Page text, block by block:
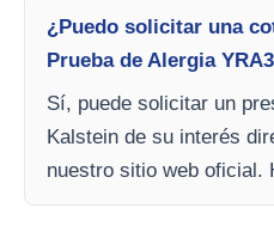
¿Puedo solicitar una
Prueba de Alergia
Sí, puede solicitar un
Kalstein de su interés
nuestro sitio web oficial.